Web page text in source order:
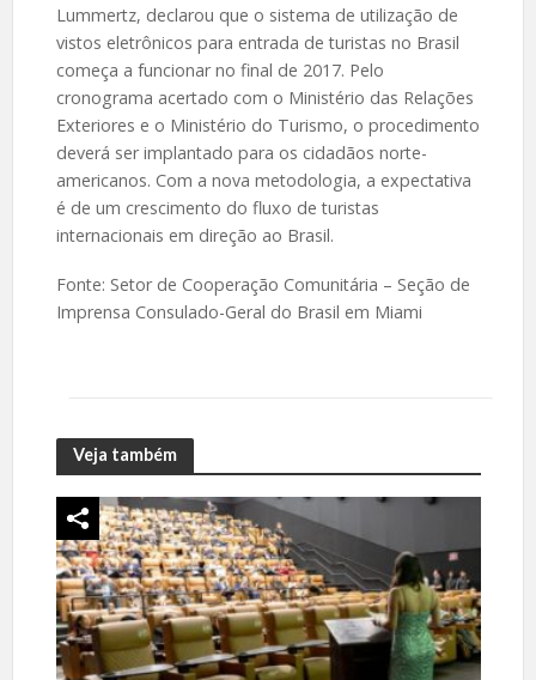
Lummertz, declarou que o sistema de utilização de
vistos eletrônicos para entrada de turistas no Brasil
começa a funcionar no final de 2017. Pelo
cronograma acertado com o Ministério das Relações
Exteriores e o Ministério do Turismo, o procedimento
deverá ser implantado para os cidadãos norte-
americanos. Com a nova metodologia, a expectativa
é de um crescimento do fluxo de turistas
internacionais em direção ao Brasil.
Fonte: Setor de Cooperação Comunitária – Seção de
Imprensa Consulado-Geral do Brasil em Miami
Veja também